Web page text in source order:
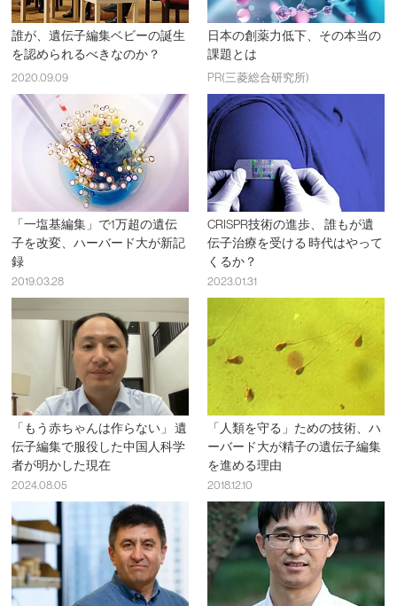
誰が、遺伝子編集ベビーの誕生
を認められるべきなのか？
2020.09.09
日本の創薬力低下、その本当の
課題とは
PR(三菱総合研究所)
「一塩基編集」で1万超の遺伝
子を改変、ハーバード大が新記
録
2019.03.28
CRISPR技術の進歩、 誰もが遺
伝子治療を受ける 時代はやって
くるか？
2023.01.31
「もう赤ちゃんは作らない」 遺
伝子編集で服役した中国人科学
者が明かした現在
2024.08.05
「人類を守る」ための技術、ハ
ーバード大が精子の遺伝子編集
を進める理由
2018.12.10